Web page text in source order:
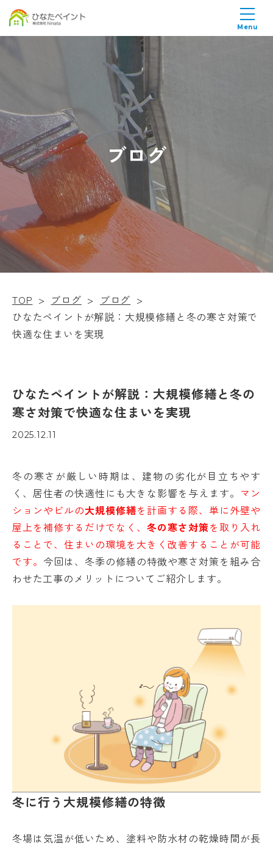
Menu
ブログ
TOP > ブログ > ブログ >
ひなたペイントが解説：大規模修繕と冬の寒さ対策で
快適な住まいを実現
ひなたペイントが解説：大規模修繕と冬の
寒さ対策で快適な住まいを実現
2025.12.11
冬の寒さが厳しい時期は、建物の劣化が目立ちやす
く、居住者の快適性にも大きな影響を与えます。 マン
ションやビルの大規模修繕を計画する際、単に外壁や
屋上を補修するだけでなく、冬の寒さ対策を取り入れ
ることで、住まいの環境を大きく改善することが可能
です。 今回は、冬季の修繕の特徴や寒さ対策を組み合
わせた工事のメリットについてご紹介します。
冬に行う大規模修繕の特徴
冬場は気温が低いため、塗料や防水材の乾燥時間が長